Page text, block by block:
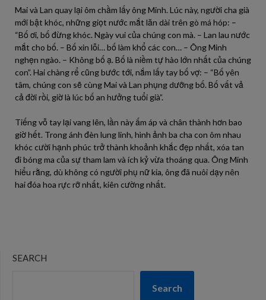
Mai và Lan quay lại ôm chầm lấy ông Minh. Lúc này, người cha già
mới bật khóc, những giọt nước mắt lăn dài trên gò má hóp: –
“Bố ơi, bố đừng khóc. Ngày vui của chúng con mà. – Lan lau nước
mắt cho bố. – Bố xin lỗi… bố làm khổ các con… – Ông Minh
nghẹn ngào. – Không bố ạ. Bố là niềm tự hào lớn nhất của chúng
con”. Hai chàng rể cũng bước tới, nắm lấy tay bố vợ: – “Bố yên
tâm, chúng con sẽ cùng Mai và Lan phụng dưỡng bố. Bố vất vả
cả đời rồi, giờ là lúc bố an hưởng tuổi già”.
Tiếng vỗ tay lại vang lên, lần này ấm áp và chân thành hơn bao
giờ hết. Trong ánh đèn lung linh, hình ảnh ba cha con ôm nhau
khóc cười hạnh phúc trở thành khoảnh khắc đẹp nhất, xóa tan
đi bóng ma của sự tham lam và ích kỷ vừa thoáng qua. Ông Minh
hiểu rằng, dù không có người phụ nữ kia, ông đã nuôi dạy nên
hai đóa hoa rực rỡ nhất, kiên cường nhất.
SEARCH
Search